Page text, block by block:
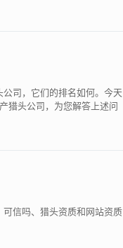
司，它们的排名如何。今天
猎头公司，为您解答上述问
信吗、猎头资质和网站资质